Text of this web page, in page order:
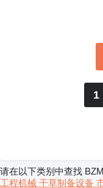
1
请在以下类别中查找
工程机械 干草制备设备